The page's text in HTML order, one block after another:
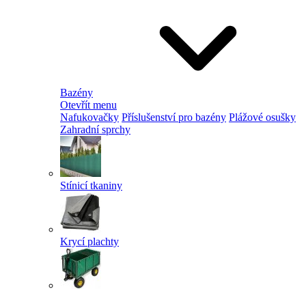
Bazény
Otevřít menu
Nafukovačky Příslušenství pro bazény Plážové osušky
Zahradní sprchy
Stínicí tkaniny
Krycí plachty